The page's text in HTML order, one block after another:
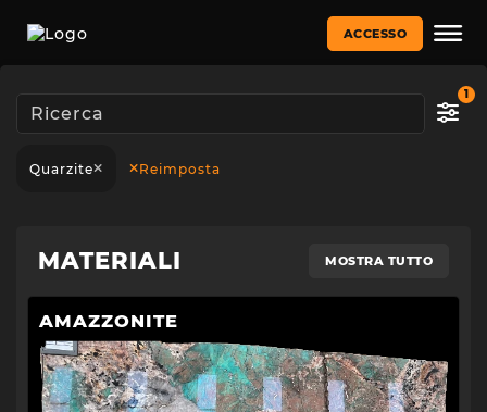
ACCESSO
1
Quarzite Reimposta
MATERIALI MOSTRA TUTTO
AMAZZONITE